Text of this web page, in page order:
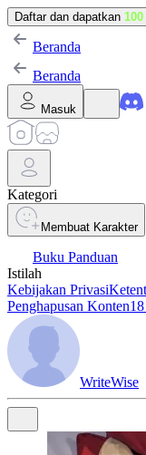
Daftar dan dapatkan
Beranda
Beranda
Masuk
Kategori
Membuat Karakter
Buku Panduan
Istilah
Kebijakan Privasi
Penghapusan Konten
WriteWise